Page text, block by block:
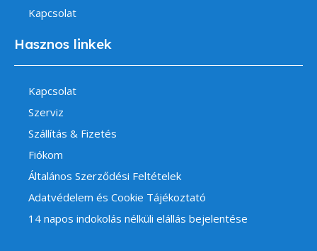
Kapcsolat
Hasznos linkek
Kapcsolat
Szerviz
Szállítás & Fizetés
Fiókom
Általános Szerződési Feltételek
Adatvédelem és Cookie Tájékoztató
14 napos indokolás nélküli elállás bejelentése